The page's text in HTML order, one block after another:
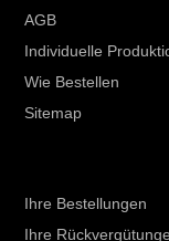
AGB
Individuelle
Wie Bestellen
Sitemap
Ihre Bestellungen
Ihre